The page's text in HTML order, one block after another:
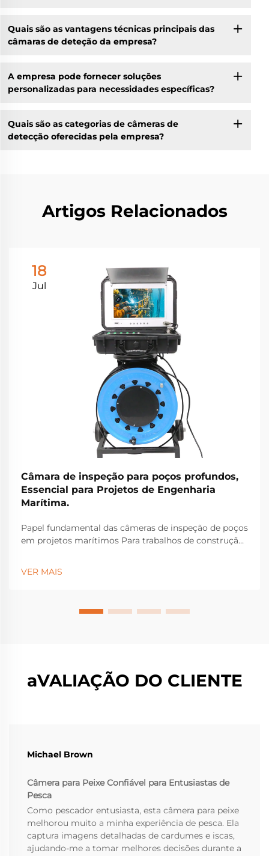
Quais são as vantagens técnicas principais das
câmaras de deteção da empresa?
A empresa pode fornecer soluções
personalizadas para necessidades específicas?
Quais são as categorias de câmeras de
detecção oferecidas pela empresa?
Artigos Relacionados
18
Jul
Câmara de inspeção para poços profundos,
Essencial para Projetos de Engenharia
Marítima.
Papel fundamental das câmeras de inspeção de poços
em projetos marítimos Para trabalhos de construção
problemas estruturais ocultos sob a superfície que
VER MAIS
aVALIAÇÃO DO CLIENTE
Michael Brown
Câmera para Peixe Confiável para Entusiastas de
Pesca
Como pescador entusiasta, esta câmera para peixe
melhorou muito a minha experiência de pesca. Ela
captura imagens detalhadas de cardumes e iscas,
ajudando-me a tomar melhores decisões durante a